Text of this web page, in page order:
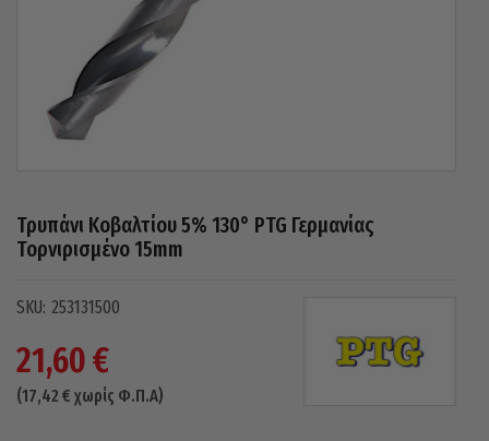
Τρυπάνι Κοβαλτίου 5% 130° PTG Γερμανίας
Τορνιρισμένο 15mm
253131500
21,60€
(17,42 € χωρίς Φ.Π.Α)